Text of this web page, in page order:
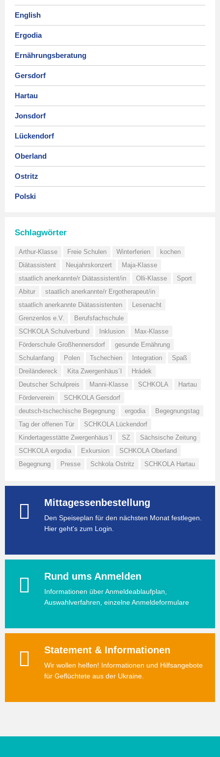
English
Ergodia
Ernährungsberatung
Gersdorf
Hartau
Jonsdorf
Lückendorf
Oberland
Ostritz
Polski
Schlagwörter
Arthur-Klasse Freie Schulen Winterferien
kochen
Diätassistent
Neujahrskonzert
Maja-Klasse
staatlich anerkannte/r Diätassistent/in
Olli-Klasse
Sport
Abitur
staatlich anerkannte/r Ergotherapeut/in
staatlich anerkannte Diätassistenten
Lesenacht
Grenzenlos e.V.
Berufsfachschule
SCHKOLA Schulverbund
Inklusion
Max-Klasse
Förderschule Großhennersdorf
gesunde Ernährung
Schulanfang
Polen Tschechien Integration
Spaß
Dreiländereck
Kita Zwergenhäus´l
Hrádek
Deutscher Schulpreis
Manni-Klasse SCHKOLA
Hartau
Förderverein
SCHKOLA Gersdorf
deutsch-tschechische Begegnung
ergodia
Begegnungstag
Tag der offenen Tür
SCHKOLA Lückendorf
Kindertagesstätte Zwergenhäus´l
SZ
Sächsische Zeitung
SCHKOLA ergodia
Exkursion
SCHKOLA Oberland
Begegnung
Presse Schkola Ostritz SCHKOLA Hartau
Mittagessenbestellung
Den Speiseplan für den nächsten Monat festlegen.
Hier geht's zum Login.
Rund ums Anmelden
Informationen über Anmeldeablaufplan,
Auswahlverfahren, einzelne Anmeldeformulare
Statement & Informationen
Wir wollen helfen! Informationen und Hilfsangebote
für Geflüchtete aus der Ukraine.